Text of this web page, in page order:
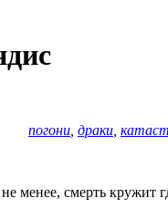
погони драки
менее, смерть кружит